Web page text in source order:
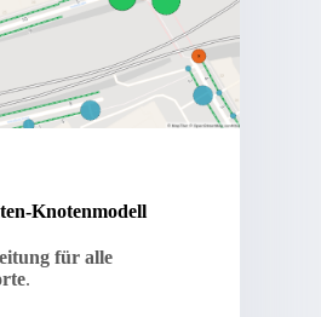
Knotenmodell
für alle
.